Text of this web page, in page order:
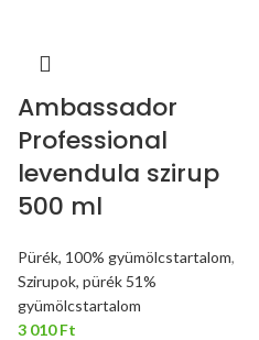
Ambassador
Professional
levendula szirup
500 ml
Pürék, 100% gyümölcstartalom,
Szirupok, pürék 51%
gyümölcstartalom
3 010Ft